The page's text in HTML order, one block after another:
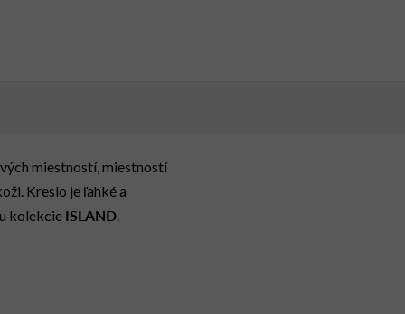
miestností, miestností
Kreslo je ľahké a
kolekcie ISLAND.